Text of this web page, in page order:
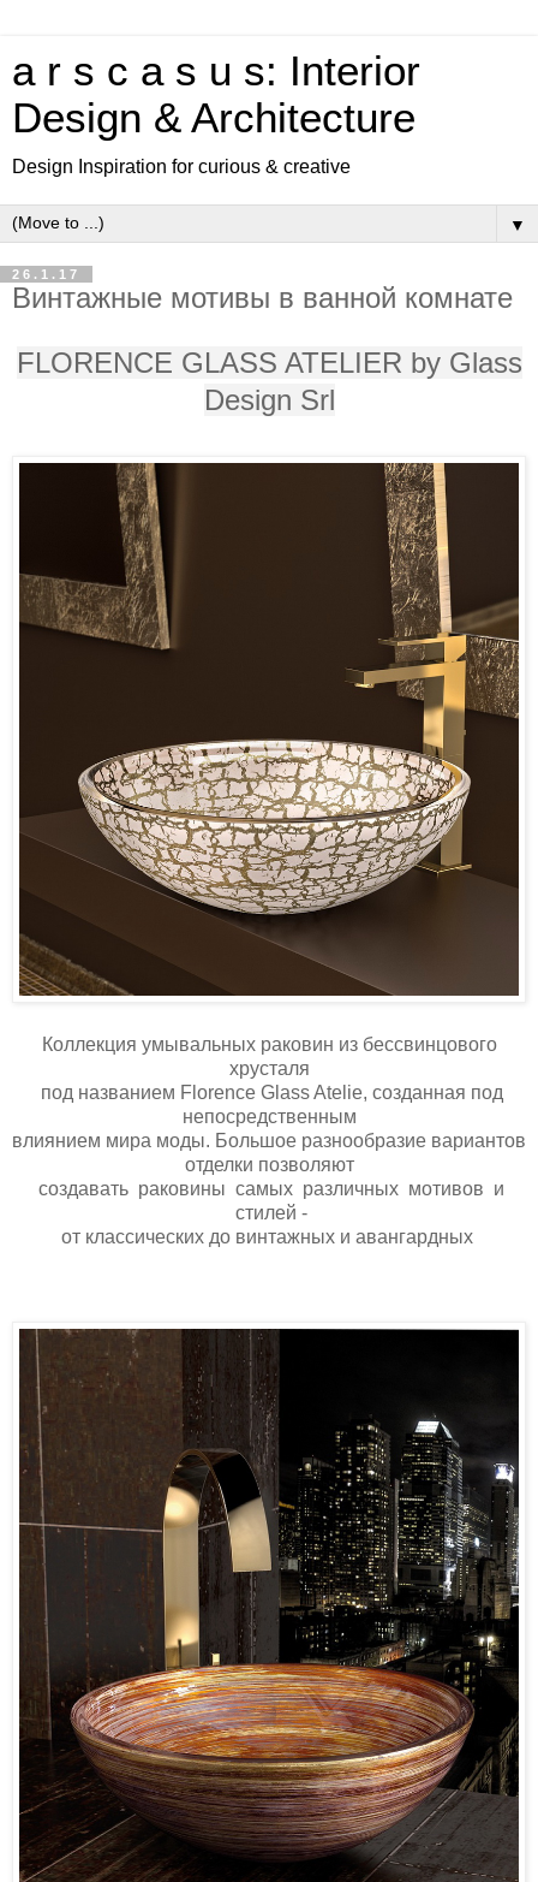
a r s c a s u s: Interior
Design & Architecture
Design Inspiration for curious & creative
▼
26.1.17
Винтажные мотивы в ванной комнате
FLORENCE GLASS ATELIER by Glass
Design Srl
Коллекция умывальных раковин из бессвинцового
хрусталя
под названием Florence Glass Atelie, созданная под
непоcредственным
влиянием мира моды. Большое разнообразие вариантов
отделки позволяют
создавать раковины самых различных мотивов и
стилей -
от классических до винтажных и авангардных